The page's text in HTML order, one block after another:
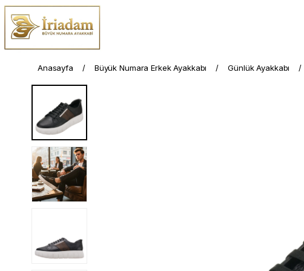
Anasayfa Büyük Numara Erkek Ayakkabı Günlük Ayakkabı